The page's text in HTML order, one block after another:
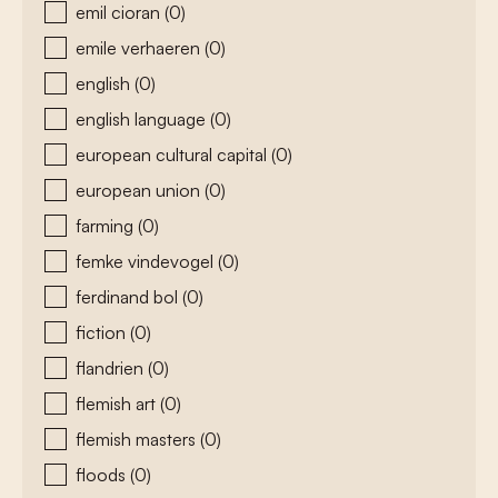
emil cioran (0)
emile verhaeren (0)
english (0)
english language (0)
european cultural capital (0)
european union (0)
farming (0)
femke vindevogel (0)
ferdinand bol (0)
fiction (0)
flandrien (0)
flemish art (0)
flemish masters (0)
floods (0)